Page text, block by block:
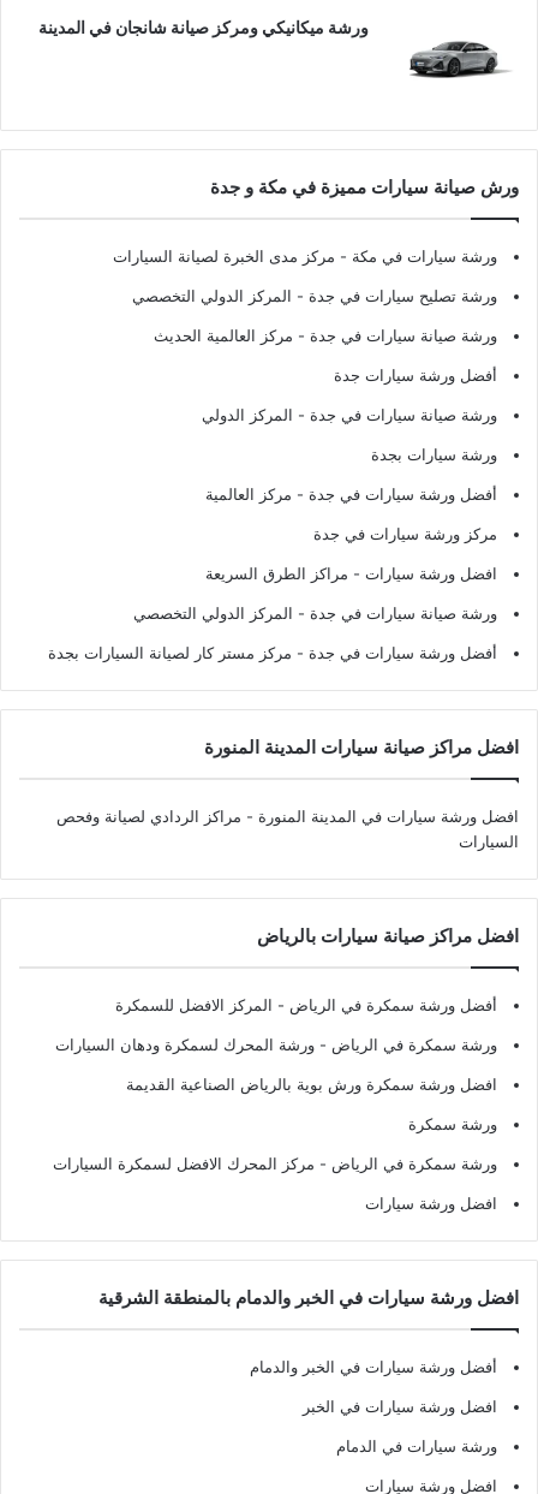
ورشة ميكانيكي ومركز صيانة شانجان في المدينة
ورش صيانة سيارات مميزة في مكة و جدة
ورشة سيارات في مكة - مركز مدى الخبرة لصيانة السيارات
ورشة تصليح سيارات في جدة - المركز الدولي التخصصي
ورشة صيانة سيارات في جدة - مركز العالمية الحديث
أفضل ورشة سيارات جدة
ورشة صيانة سيارات في جدة - المركز الدولي
ورشة سيارات بجدة
أفضل ورشة سيارات في جدة - مركز العالمية
مركز ورشة سيارات في جدة
افضل ورشة سيارات - مراكز الطرق السريعة
ورشة صيانة سيارات في جدة - المركز الدولي التخصصي
أفضل ورشة سيارات في جدة - مركز مستر كار لصيانة السيارات بجدة
افضل مراكز صيانة سيارات المدينة المنورة
افضل ورشة سيارات في المدينة المنورة - مراكز الردادي لصيانة وفحص
السيارات
افضل مراكز صيانة سيارات بالرياض
أفضل ورشة سمكرة في الرياض - المركز الافضل للسمكرة
ورشة سمكرة في الرياض - ورشة المحرك لسمكرة ودهان السيارات
افضل ورشة سمكرة ورش بوية بالرياض الصناعية القديمة
ورشة سمكرة
ورشة سمكرة في الرياض - مركز المحرك الافضل لسمكرة السيارات
افضل ورشة سيارات
افضل ورشة سيارات في الخبر والدمام بالمنطقة الشرقية
أفضل ورشة سيارات في الخبر والدمام
افضل ورشة سيارات في الخبر
ورشة سيارات في الدمام
افضل ورشة سيارات